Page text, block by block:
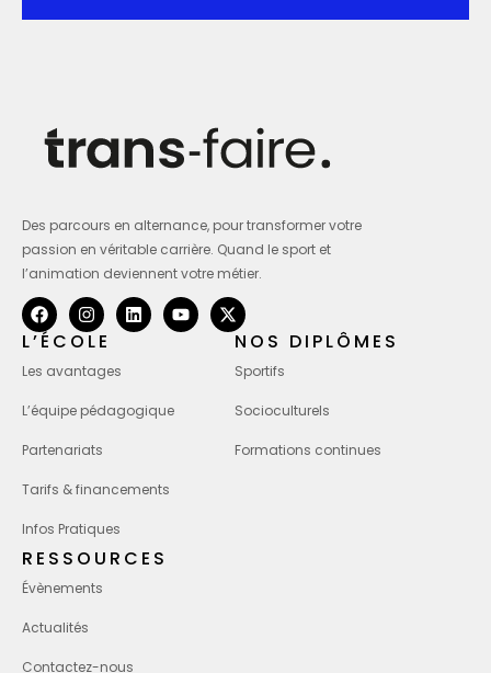
Des parcours en alternance, pour transformer votre
passion en véritable carrière. Quand le sport et
l’animation deviennent votre métier.
L’ÉCOLE
Les avantages
L’équipe pédagogique
Partenariats
Tarifs & financements
Infos Pratiques
NOS DIPLÔMES
Sportifs
Socioculturels
Formations continues
RESSOURCES
Évènements
Actualités
Contactez-nous